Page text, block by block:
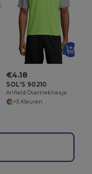
€4.18
SOL'S 90210
Anfield Overtrekhesje
+5 Kleuren